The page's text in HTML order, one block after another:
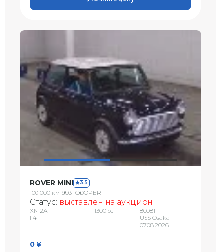
ROVER MINI 3.5
100 000 км1993 гCOOPER
Статус: выставлен на аукцион
XN12A
F4
1300 сс
80081
USS Osaka
07.08.2026
0 ¥